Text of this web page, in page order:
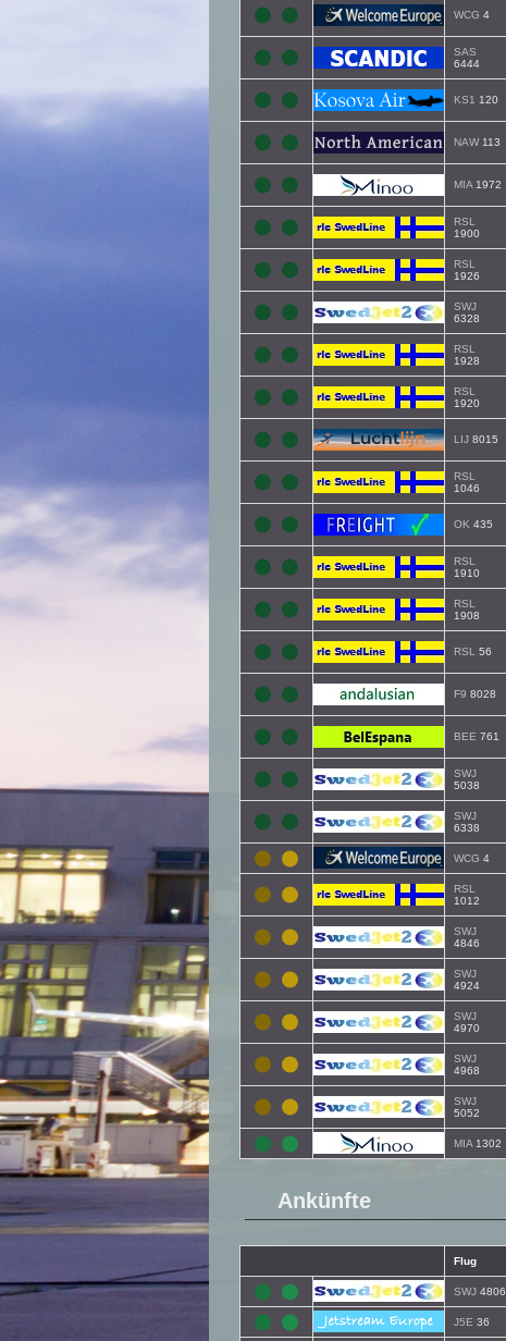
WCG 4
SAS
6444
KS1 120
NAW113
MIA 1972
RSL
1900
RSL
1926
SWJ
6328
RSL
1928
RSL
1920
LIJ 8015
RSL
1046
OK 435
RSL
1910
RSL
1908
RSL 56
F9 8028
BEE 761
SWJ
5038
SWJ
6338
WCG 4
RSL
1012
SWJ
4846
SWJ
4924
SWJ
4970
SWJ
4968
SWJ
5052
MIA 1302
Ankünfte
Flug
SWJ 4806
J5E 36